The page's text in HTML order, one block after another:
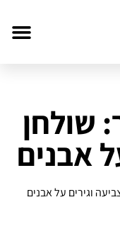
שולחן
אבנים
וגירים על אבנים